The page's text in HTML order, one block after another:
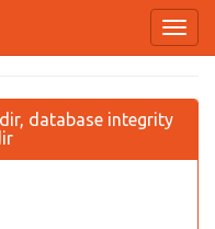
database integrity